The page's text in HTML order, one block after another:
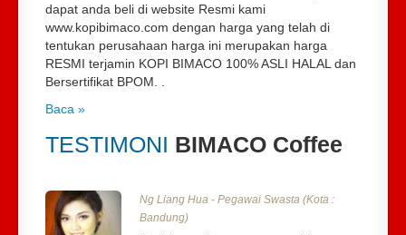
dapat anda beli di website Resmi kami
www.kopibimaco.com dengan harga yang telah di
tentukan perusahaan harga ini merupakan harga
RESMI terjamin KOPI BIMACO 100% ASLI HALAL dan
Bersertifikat BPOM. .
Baca »
TESTIMONI BIMACO Coffee
Ng Liang Hua - Pegawai Swasta (Kota :
Bandung)